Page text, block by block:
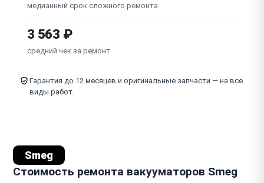
медианный срок сложного ремонта
3 563 ₽
средний чек за ремонт
Гарантия до 12 месяцев и оригинальные запчасти — на все
виды работ.
Smeg
Стоимость ремонта вакууматоров Smeg